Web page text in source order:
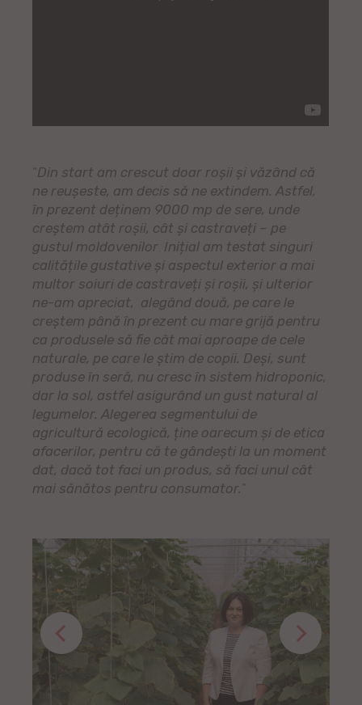
“Din start am crescut doar roșii și văzând că
ne reușeste, am decis să ne extindem. Astfel,
în prezent deținem 9000 mp de sere, unde
creștem atât roșii, cât și castraveți – pe
gustul moldovenilor Inițial am testat singuri
calitățile gustative și aspectul exterior a mai
multor soiuri de castraveți și roșii, și ulterior
ne-am apreciat, alegând două, pe care le
creștem până în prezent cu mare grijă pentru
ca produsele să fie cât mai aproape de cele
naturale, pe care le știm de copii. Deși, sunt
produse în seră, nu cresc în sistem hidroponic,
dar la sol, astfel asigurând un gust natural al
legumelor. Alegerea segmentului de
agricultură ecologică, ține oarecum și de etica
afacerilor, pentru că te gândești la un moment
dat, dacă tot faci un produs, să faci unul cât
mai sănătos pentru consumator."